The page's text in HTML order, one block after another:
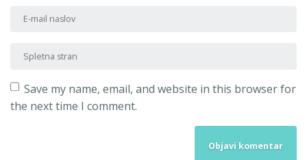
E-mail naslov
Spletna stran
Save my name, email, and website in this browser for
the next time I comment.